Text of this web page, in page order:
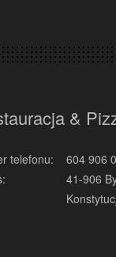
&
telefonu:
604 906
41-906